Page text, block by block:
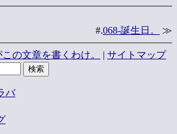
#.068-誕生日。 ≫
の文章を書くわけ。 | サイトマップ
バ